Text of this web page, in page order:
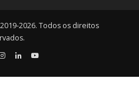
2026. Todos os direitos